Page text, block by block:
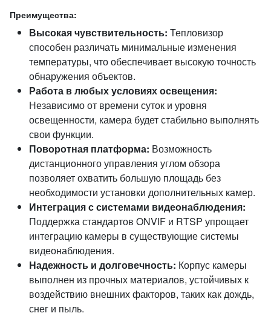
Преимущества:
Высокая чувствительность: Тепловизор
способен различать минимальные изменения
температуры, что обеспечивает высокую точность
обнаружения объектов.
Работа в любых условиях освещения:
Независимо от времени суток и уровня
освещенности, камера будет стабильно выполнять
свои функции.
Поворотная платформа: Возможность
дистанционного управления углом обзора
позволяет охватить большую площадь без
необходимости установки дополнительных камер.
Интеграция с системами видеонаблюдения:
Поддержка стандартов ONVIF и RTSP упрощает
интеграцию камеры в существующие системы
видеонаблюдения.
Надежность и долговечность: Корпус камеры
выполнен из прочных материалов, устойчивых к
воздействию внешних факторов, таких как дождь,
снег и пыль.